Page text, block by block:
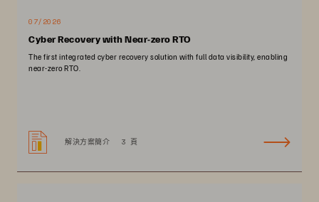
07/2026
Cyber Recovery with Near-zero RTO
The first integrated cyber recovery solution with full data visibility, enabling
near-zero RTO.
解決方案簡介 3 頁